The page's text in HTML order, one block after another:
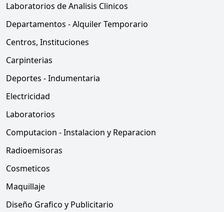
Laboratorios de Analisis Clinicos
Departamentos - Alquiler Temporario
Centros, Instituciones
Carpinterias
Deportes - Indumentaria
Electricidad
Laboratorios
Computacion - Instalacion y Reparacion
Radioemisoras
Cosmeticos
Maquillaje
Diseño Grafico y Publicitario